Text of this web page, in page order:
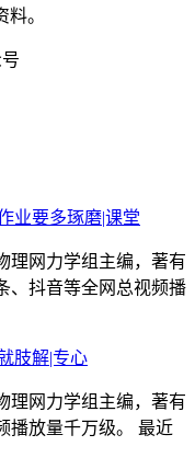
。
业要多琢磨|课堂
理网力学组主编，著有
、抖音等全网总视频播
肢解|专心
理网力学组主编，著有
播放量千万级。 最近